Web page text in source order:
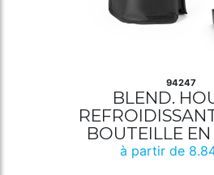
94247
BLEND.
BOUTEILLE
à partir de